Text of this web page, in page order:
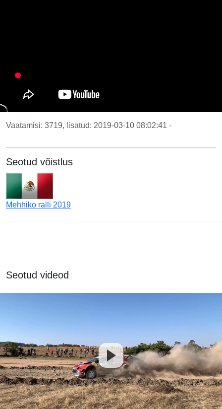
Vaatamisi: 3719, lisatud: 2019-03-10 08:02:41 -
Seotud võistlus
Mehhiko ralli 2019
Seotud videod